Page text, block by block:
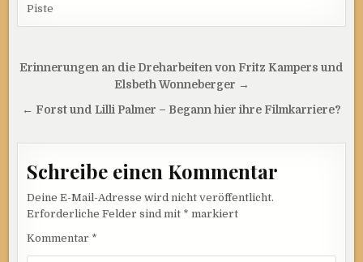
Piste
Beitragsnavigation
Erinnerungen an die Dreharbeiten von Fritz Kampers und
Elsbeth Wonneberger →
← Forst und Lilli Palmer – Begann hier ihre Filmkarriere?
Schreibe einen Kommentar
Deine E-Mail-Adresse wird nicht veröffentlicht.
Erforderliche Felder sind mit * markiert
Kommentar *